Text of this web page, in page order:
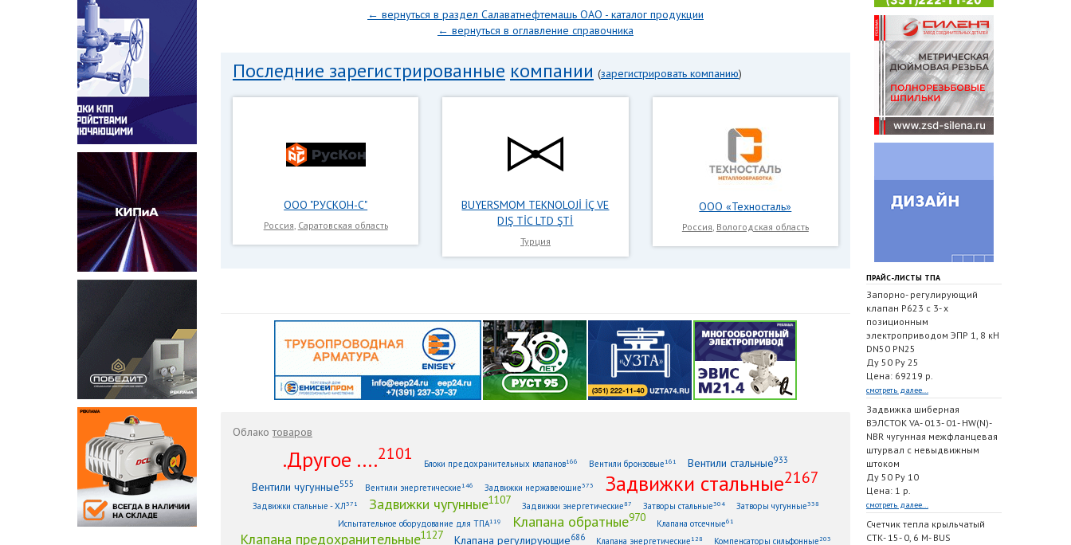
← вернуться в раздел Салаватнефтемашь ОАО - каталог продукции
← вернуться в оглавление справочника
Последние зарегистрированные компании (зарегистрировать компанию)
ООО "РУСКОН-С"
Россия, Саратовская область
BUYERSMOM TEKNOLOJİ İÇ VE
DIŞ TİC LTD ŞTİ
Турция
ООО «Техносталь»
Россия Вологодская область
Облакотоваров
.Другое ....2101
Блоки предохранительных клапанов166 Вентили бронзовые161 Вентили стальные933
Вентили чугунные555 Вентили энергетические146 Задвижки нержавеющие373 Задвижки стальные2167
Задвижки стальные - ХЛ371 Задвижки чугунные1107 Задвижки энергетические87 Затворы стальные304 Затворы чугунные338
Испытательное оборудование для ТПА119 Клапана обратные970 Клапана отсечные61
Клапана предохранительные1127 Клапана регулирующие686 Клапана энергетические128 Компенсаторы сильфонные 203
ПРАЙС-ЛИСТЫ ТПА
Запорно- регулирующий
клапан Р623 с 3- х
позиционным
электроприводом ЭПР 1, 8 кН
DN50 PN25
Ду 50 Ру 25
Цена: 69219 р.
смотреть далее...
Задвижка шиберная
ВЭЛСТОК VA- 013- 01- HW(N)-
NBR чугунная межфланцевая
штурвал с невыдвижным
штоком
Ду 50 Ру 10
Цена: 1 р.
смотреть далее...
Счетчик тепла крыльчатый
СТК- 15- 0, 6 M- BUS